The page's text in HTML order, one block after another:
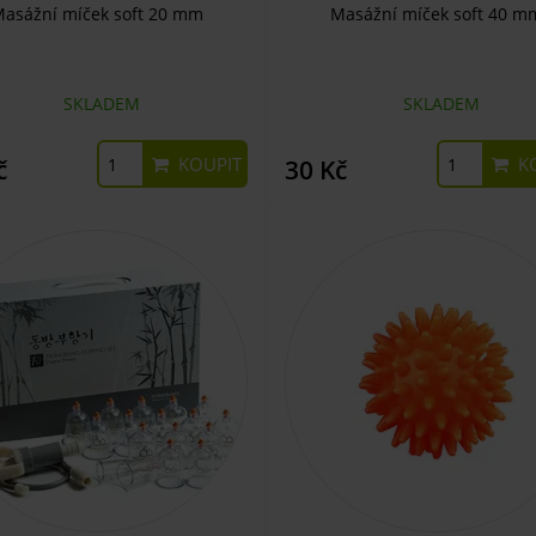
míček soft 20 mm
SKLADEM
KOUPIT
Masážní míček soft 40
SKLADEM
30 Kč